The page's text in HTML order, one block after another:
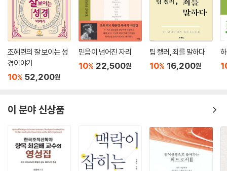
조혜련의 잘 보이는 성
경이야기
10% 52,200원
믿음이 넘어진 자리
10% 22,500원
팀 켈러, 죄를 말하다
10% 16,200원
이 분야 신상품